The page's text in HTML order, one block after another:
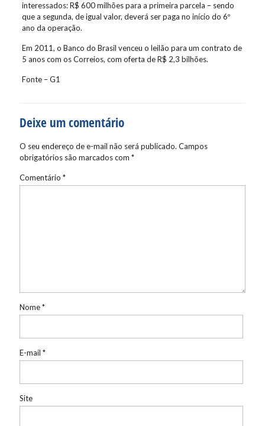
interessados: R$ 600 milhões para a primeira parcela – sendo
que a segunda, de igual valor, deverá ser paga no início do 6º
ano da operação.
Em 2011, o Banco do Brasil venceu o leilão para um contrato de
5 anos com os Correios, com oferta de R$ 2,3 bilhões.
Fonte – G1
Deixe um comentário
O seu endereço de e-mail não será publicado. Campos
obrigatórios são marcados com *
Comentário *
Nome*
E-mail *
Site